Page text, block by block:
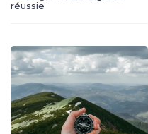
réussie